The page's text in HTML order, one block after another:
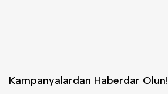
Kampanyalardan Haberdar Olun!